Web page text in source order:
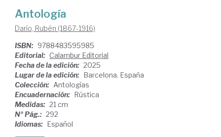
Antología
Darío, Rubén (1867-1916)
ISBN: 9788483595985
Editorial: Calambur Editorial
Fecha de la edición: 2025
Lugar de la edición: Barcelona. España
Colección: Antologías
Encuadernación: Rústica
Medidas: 21 cm
Nº Pág.: 292
Idiomas: Español